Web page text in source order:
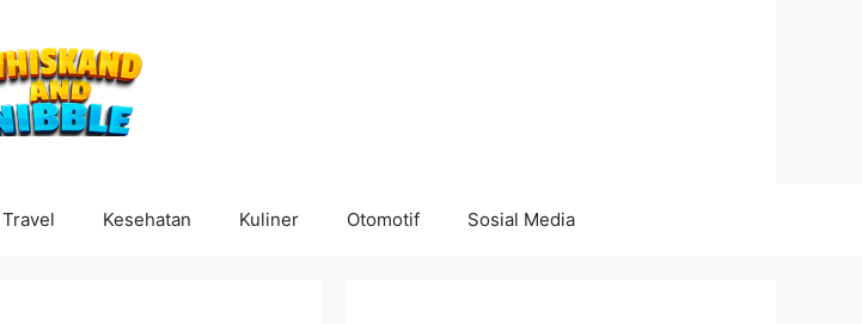
Travel Kesehatan Kuliner Otomotif Sosial Media